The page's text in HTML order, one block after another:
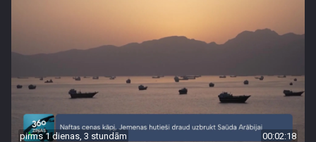
pirms 1 dienas, 3 stundām 00:02:18